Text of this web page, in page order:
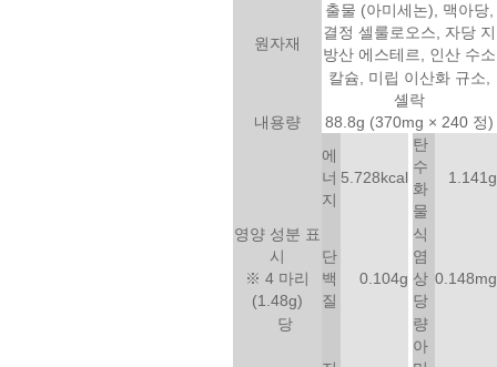
원자재
출물 (아미세논), 맥아당,
결정 셀룰로오스, 자당 지
방산 에스테르, 인산 수소
칼슘, 미립 이산화 규소,
셸락
내용량
88.8g (370mg × 240 정)
영양 성분 표
시
※ 4 마리
(1.48g)
당
에
너
지
5.728kcal
탄
수
화
물
1.141g
단
백
질
0.104g
식
염
상
당
량
0.148mg
아